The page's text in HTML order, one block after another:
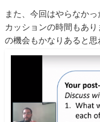
また、今回はやらなか
カッションの時間もあ
の機会もかなりあると思